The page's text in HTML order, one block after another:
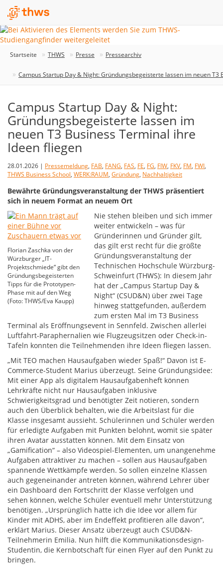
Startseite THWS Presse Pressearchiv
Campus Startup Day & Night: Gründungsbegeisterte lassen im neuen T3
Campus Startup Day & Night:
Gründungsbegeisterte lassen im
neuen T3 Business Terminal ihre
Ideen fliegen
28.01.2026 | Pressemeldung, FAB, FANG, FAS, FE, FG, FIW, FKV, FM, FWI,
THWS Business School, WERK:RAUM, Gründung, Nachhaltigkeit
Bewährte Gründungsveranstaltung der THWS präsentiert
sich in neuem Format an neuem Ort
Florian Zaschka von der
Würzburger „IT-
Projektschmiede“ gibt den
Gründungsbegeisterten
Tipps für die Prototypen-
Phase mit auf den Weg
(Foto: THWS/Eva Kaupp)
Nie stehen bleiben und sich immer
weiter entwickeln – was für
Gründerinnen und Gründer gilt,
das gilt erst recht für die größte
Gründungsveranstaltung der
Technischen Hochschule Würzburg-
Schweinfurt (THWS): In diesem Jahr
hat der „Campus Startup Day &
Night“ (CSUD&N) über zwei Tage
hinweg stattgefunden, außerdem
zum ersten Mal im T3 Business
Terminal als Eröffnungsevent in Sennfeld. Zwischen allerlei
Luftfahrt-Paraphernalien wie Flugzeugsitzen oder Check-in-
Tafeln konnten die Teilnehmenden ihre Ideen fliegen lassen.
„Mit TEO machen Hausaufgaben wieder Spaß!“ Davon ist E-
Commerce-Student Marius überzeugt. Seine Gründungsidee:
Mit einer App als digitalem Hausaufgabenheft können
Lehrkräfte nicht nur Hausaufgaben inklusive
Schwierigkeitsgrad und benötigter Zeit notieren, sondern
auch den Überblick behalten, wie die Arbeitslast für die
Klasse insgesamt aussieht. Schülerinnen und Schüler werden
für erledigte Aufgaben mit Punkten belohnt, womit sie später
ihren Avatar ausstatten können. Mit dem Einsatz von
„Gamification“ – also Videospiel-Elementen, um unangenehme
Aufgaben attraktiver zu machen – sollen aus Hausaufgaben
spannende Wettkämpfe werden. So sollen einzelne Klassen
auch gegeneinander antreten können, während Lehrer über
ein Dashboard den Fortschritt der Klasse verfolgen und
sehen können, welche Schüler eventuell mehr Unterstützung
benötigen. „Ursprünglich hatte ich die Idee vor allem für
Kinder mit ADHS, aber im Endeffekt profitieren alle davon“,
erklärt Marius. Dieser Ansatz überzeugt auch CSUD&N-
Teilnehmerin Emilia. Nun hilft die Kommunikationsdesign-
Studentin, die Kernbotschaft für einen Flyer auf den Punkt zu
bringen.